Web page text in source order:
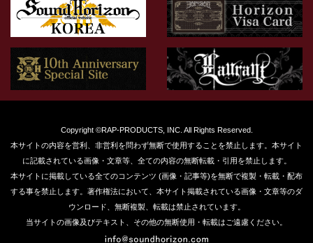
Copyright ©RAP-PRODUCTS, INC. All Rights Reserved.
本サイトの内容を営利、非営利を問わず無断で使用することを禁止します。本サイト
に記載されている画像・文章等、全ての内容の無断転載・引用を禁止します。
本サイトに掲載している全てのコンテンツ (画像・記事等)を無断で複製・転載・配布
する事を禁止します。著作権法において、本サイト掲載されている画像・文章等のダ
ウンロード、無断複製、転載は禁止されています。
当サイトの画像及びテキスト、その他の無断使用・転載はご遠慮ください。